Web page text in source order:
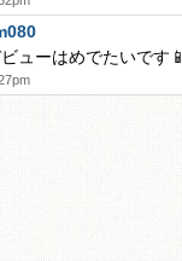
ューはめでたいです📱